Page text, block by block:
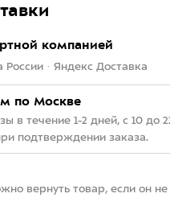
компанией
России · Яндекс Доставка
по Москве
в течение 1-2 дней, с 10 до
подтверждении заказа.
вернуть товар, если он